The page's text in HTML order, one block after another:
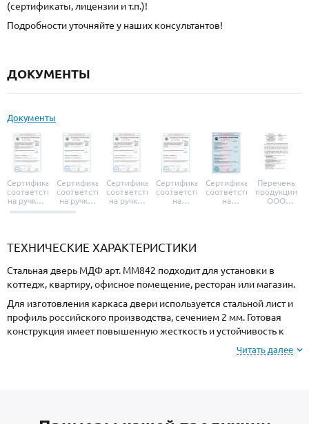
(сертификаты, лицензии и т.п.)!
Подробности уточняйте у наших консультантов!
ДОКУМЕНТЫ
Документы
Сертификат
соответствия
на ручки и
броненакладки
Сертификат
соответствия
на ручки-
защелки
Сертификат
соответствия
на ручки-
Сертификат
соответствия
на
Сертификат
соответствия
на
Перечень
продукции
ООО
ТЕХНИЧЕСКИЕ ХАРАКТЕРИСТИКИ
Стальная дверь МДФ арт. ММ842 подходит для установки в
коттедж, квартиру, офисное помещение, ресторан или магазин.
Для изготовления каркаса двери используется стальной лист и
профиль российского производства, сечением 2 мм. Готовая
конструкция имеет повышенную жесткость и устойчивость к
Читать далее